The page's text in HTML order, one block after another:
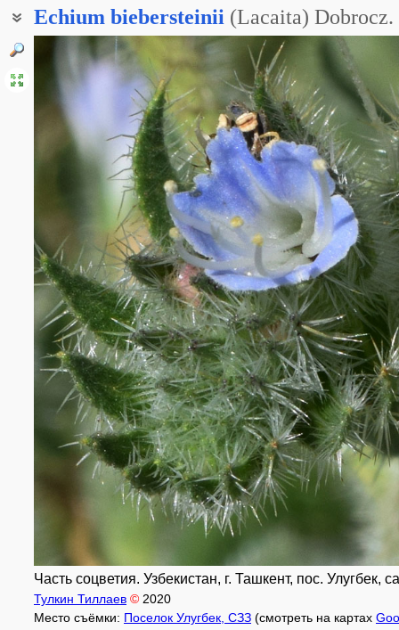
Echium biebersteinii (Lacaita) Dobrocz.
Синяк итальянский
Часть соцветия. Узбекистан, г. Ташкент, пос. Улугбек,
Тулкин Тиллаев © 2020
Место съёмки: Поселок Улугбек, СЗЗ (смотреть на картах